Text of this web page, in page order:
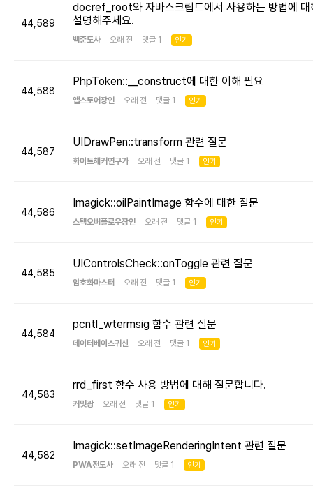
44,589
docref_root와 자바스크립트에서 사용하는 방법에 대
설명해주세요.
백준도사 오래 전 댓글 1 인기
44,588
PhpToken::__construct에 대한 이해 필요
앱스토어장인 오래 전 댓글 1 인기
44,587
UIDrawPen::transform 관련 질문
화이트해커연구가 오래 전 댓글 1 인기
44,586
Imagick::oilPaintImage 함수에 대한 질문
스택오버플로우장인 오래 전 댓글 1 인기
44,585
UIControlsCheck::onToggle 관련 질문
암호화마스터 오래 전 댓글 1 인기
44,584
pcntl_wtermsig 함수 관련 질문
데이터베이스귀신 오래 전 댓글 1 인기
44,583
rrd_first 함수 사용 방법에 대해 질문합니다.
커밋광 오래 전 댓글 1 인기
44,582
Imagick::setImageRenderingIntent 관련 질문
PWA전도사 오래 전 댓글 1 인기